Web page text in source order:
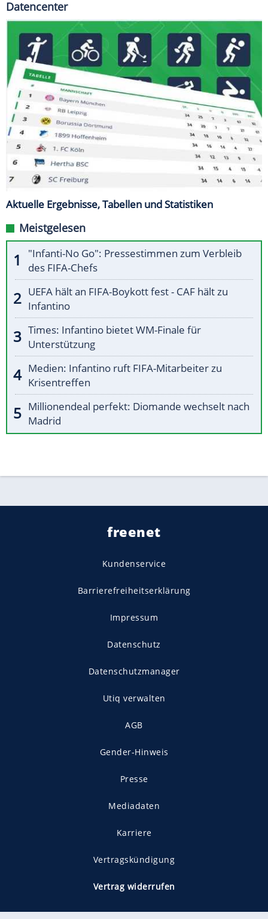
Datencenter
Aktuelle Ergebnisse, Tabellen und Statistiken
Meistgelesen
"Infanti-No Go": Pressestimmen zum Verbleib
des FIFA-Chefs
UEFA hält an FIFA-Boykott fest - CAF hält zu
Infantino
Times: Infantino bietet WM-Finale für
Unterstützung
Medien: Infantino ruft FIFA-Mitarbeiter zu
Krisentreffen
Millionendeal perfekt: Diomande wechselt nach
Madrid
freenet
Kundenservice
Barrierefreiheitserklärung
Impressum
Datenschutz
Datenschutzmanager
Utiq verwalten
AGB
Gender-Hinweis
Presse
Mediadaten
Karriere
Vertragskündigung
Vertrag widerrufen